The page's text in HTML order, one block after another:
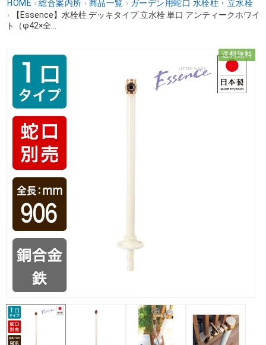
HOME › 総合案内所 › 商品一覧 › ガーデン用蛇口 水栓柱・立水栓
›
【Essence】水栓柱 デッキタイプ 立水栓 単口 アンティークホワイ
ト（φ42×全...
送料無料